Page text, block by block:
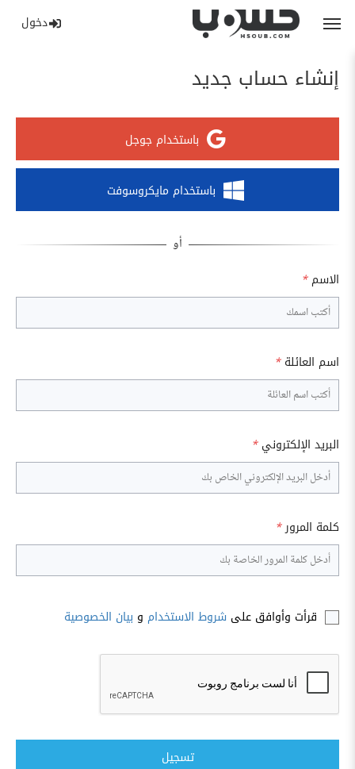
دخول
إنشاء حساب جديد
باستخدام جوجل
باستخدام مايكروسوفت
الاسم *
اسم العائلة *
البريد الإلكتروني *
كلمة المرور*
قرأت وأوافق على شروط الاستخدام و بيان الخصوصية
تسجيل